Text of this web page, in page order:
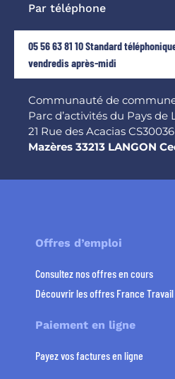
Par téléphone
05 56 63 81 10 Standard
vendredis après-midi
Communauté de
Parc d’activités du Pays de
21 Rue des Acacias CS30036
Mazères 33213 LANGON
Offres d’emploi
Consultez nos offres en cours
Découvrir les offres France Travail
Paiement en ligne
Payez vos factures en ligne